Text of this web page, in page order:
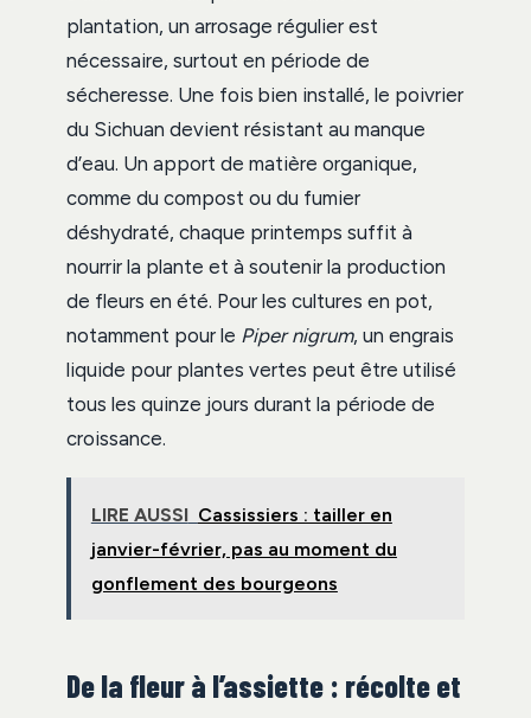
plantation, un arrosage régulier est
nécessaire, surtout en période de
sécheresse. Une fois bien installé, le poivrier
du Sichuan devient résistant au manque
d’eau. Un apport de matière organique,
comme du compost ou du fumier
déshydraté, chaque printemps suffit à
nourrir la plante et à soutenir la production
de fleurs en été. Pour les cultures en pot,
notamment pour le Piper nigrum, un engrais
liquide pour plantes vertes peut être utilisé
tous les quinze jours durant la période de
croissance.
LIRE AUSSI Cassissiers : tailler en
janvier-février, pas au moment du
gonflement des bourgeons
De la fleur à l’assiette : récolte et